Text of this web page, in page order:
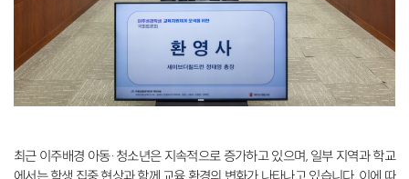
최근 이주배경 아동·청소년은 지속적으로 증가하고 있으며, 일부 지역과 학교